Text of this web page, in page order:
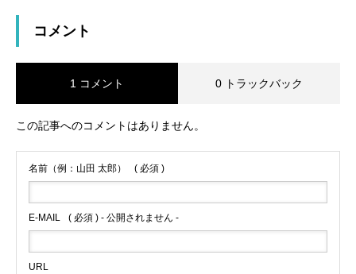
コメント
1 コメント 0 トラックバック
この記事へのコメントはありません。
名前（例：山田 太郎） ( 必須 )
E-MAIL ( 必須 ) - 公開されません -
URL